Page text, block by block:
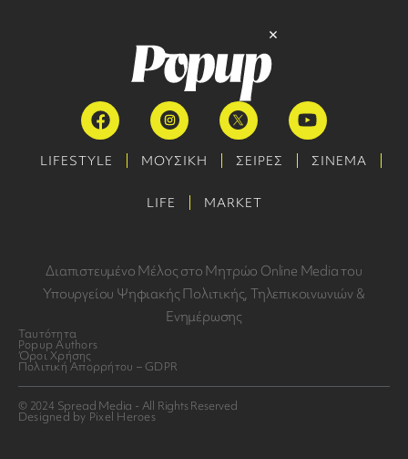
LIFESTYLE ΜΟΥΣΙΚΗ ΣΕΙΡΕΣ ΣΙΝΕΜΑ
LIFE MARKET
Διαπιστευμένο Μέλος στο Μητρώο Online Media του
Υπουργείου Ψηφιακής Πολιτικής, Τηλεπικοινωνιών &
Ενημέρωσης
Ταυτότητα
Popup Authors
Όροι Χρήσης
Πολιτική Απορρήτου – GDPR
© 2024 Spread Media - All Rights Reserved
Designed by Pixel Heroes